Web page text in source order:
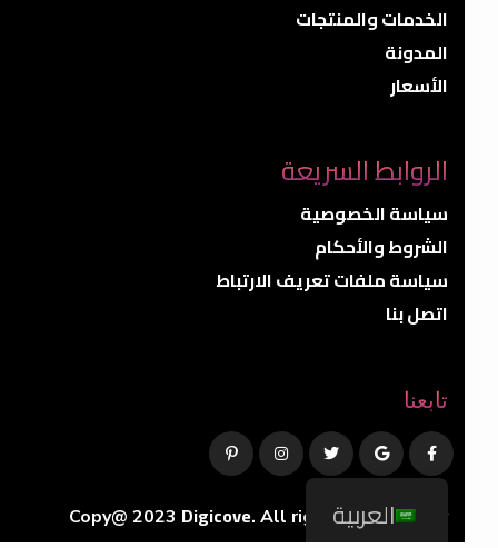
المدونة
الأسعار
الروابط السريعة
سياسة الخصوصية
الشروط والأحكام
سياسة ملفات تعريف الارتباط
اتصل بنا
تابعنا
BravisThemes
العربية